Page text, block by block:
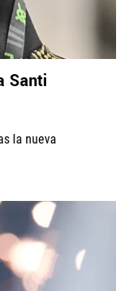
Santi
la nueva